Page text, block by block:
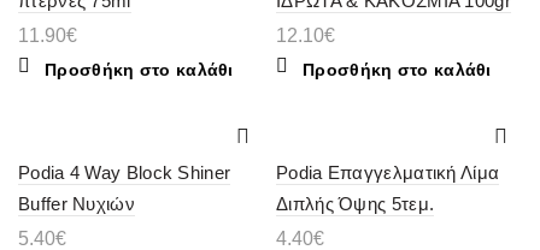
11.90€
Προσθήκη στο καλάθι
12.10€
Προσθήκη στο καλάθι
Podia 4 Way Block Shiner
Buffer Νυχιών
5.40€
Podia Επαγγελματική Λίμα
Διπλής Όψης 5τεμ.
4.40€